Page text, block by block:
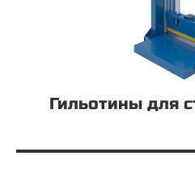
Гильотины для